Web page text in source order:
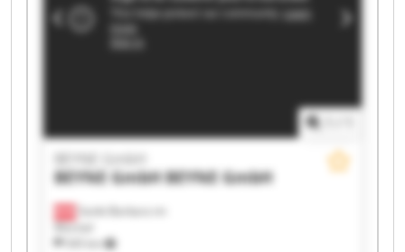
Sankt Barbara im
Mürztal
545 km
BEYNE GmbHBEYNE GmbH